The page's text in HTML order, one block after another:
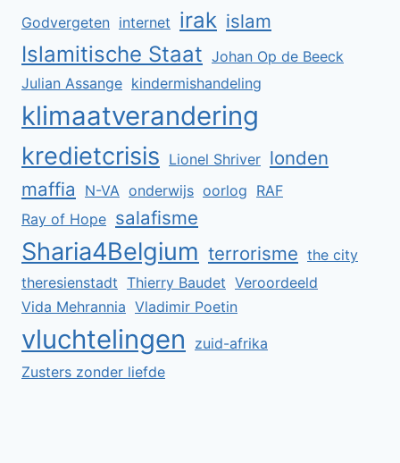
Godvergeten internet irak islam
Islamitische Staat Johan Op de Beeck
Julian Assange kindermishandeling
klimaatverandering
kredietcrisis Lionel Shriver londen
maffia
N-VA onderwijs oorlog RAF
Ray of Hope salafisme
Sharia4Belgium terrorisme the city
theresienstadt Thierry Baudet Veroordeeld
Vida Mehrannia Vladimir Poetin
vluchtelingen
zuid-afrika
Zusters zonder liefde